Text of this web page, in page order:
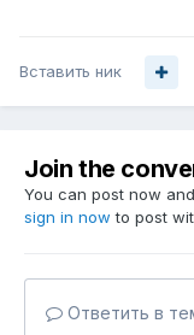
Вставить ник
Join the
You can post now
sign in now to post
Ответить в